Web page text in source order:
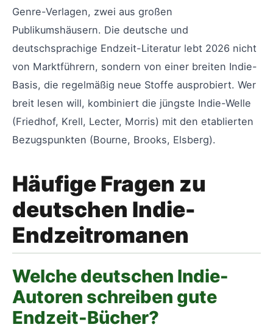
Genre-Verlagen, zwei aus großen
Publikumshäusern. Die deutsche und
deutschsprachige Endzeit-Literatur lebt 2026 nicht
von Marktführern, sondern von einer breiten Indie-
Basis, die regelmäßig neue Stoffe ausprobiert. Wer
breit lesen will, kombiniert die jüngste Indie-Welle
(Friedhof, Krell, Lecter, Morris) mit den etablierten
Bezugspunkten (Bourne, Brooks, Elsberg).
Häufige Fragen zu
deutschen Indie-
Endzeitromanen
Welche deutschen Indie-
Autoren schreiben gute
Endzeit-Bücher?